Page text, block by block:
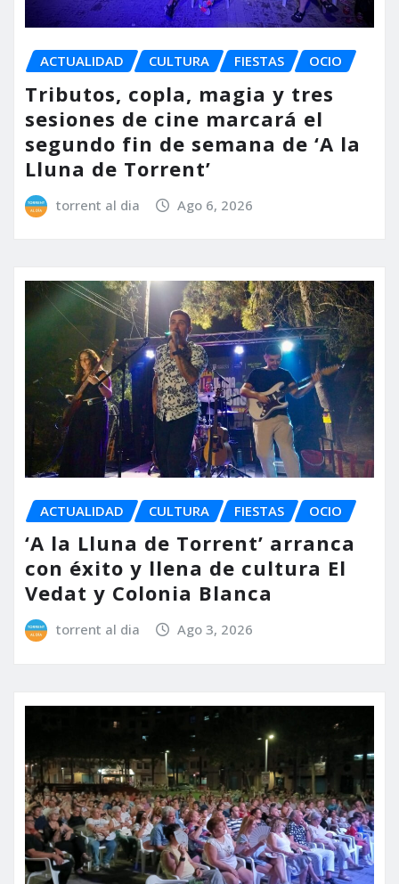
ACTUALIDAD CULTURA FIESTAS OCIO
Tributos, copla, magia y tres
sesiones de cine marcará el
segundo fin de semana de ‘A la
Lluna de Torrent’
torrent al dia Ago 6, 2026
ACTUALIDAD CULTURA FIESTAS OCIO
‘A la Lluna de Torrent’ arranca
con éxito y llena de cultura El
Vedat y Colonia Blanca
torrent al dia Ago 3, 2026